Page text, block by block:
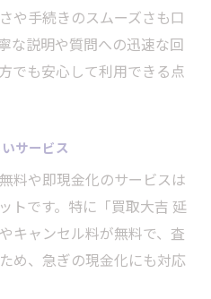
や手続きのスムーズさも口
な説明や質問への迅速な回
でも安心して利用できる点
サービス
料や即現金化のサービスは
トです。特に「買取大吉 延
キャンセル料が無料で、査
め、急ぎの現金化にも対応